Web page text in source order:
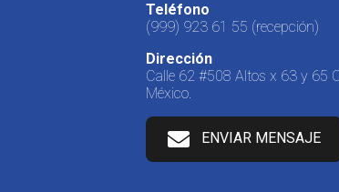
Teléfono
(999) 923 61 55 (recepción)
Dirección
Calle 62 #508 Altos x 63 y 65
México.
ENVIAR MENSAJE